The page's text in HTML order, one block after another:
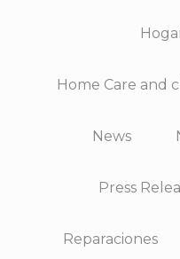
Home Care and
News
Press
Reparaciones